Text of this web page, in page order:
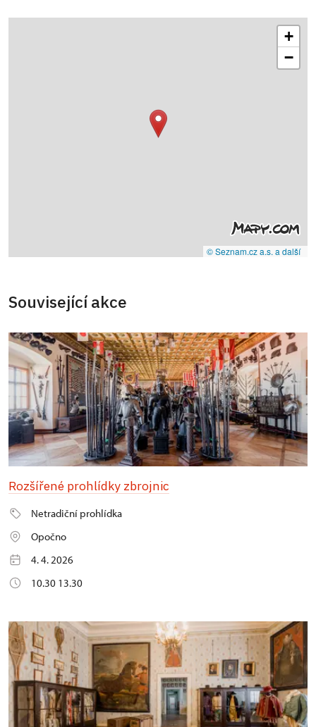
+
−
© Seznam.cz a.s. a další
Související akce
Rozšířené prohlídky zbrojnic
Netradiční prohlídka
Opočno
4. 4. 2026
10.30 13.30